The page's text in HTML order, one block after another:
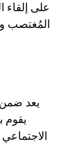
على
المُغتصب
يعد ضمن
يقوم